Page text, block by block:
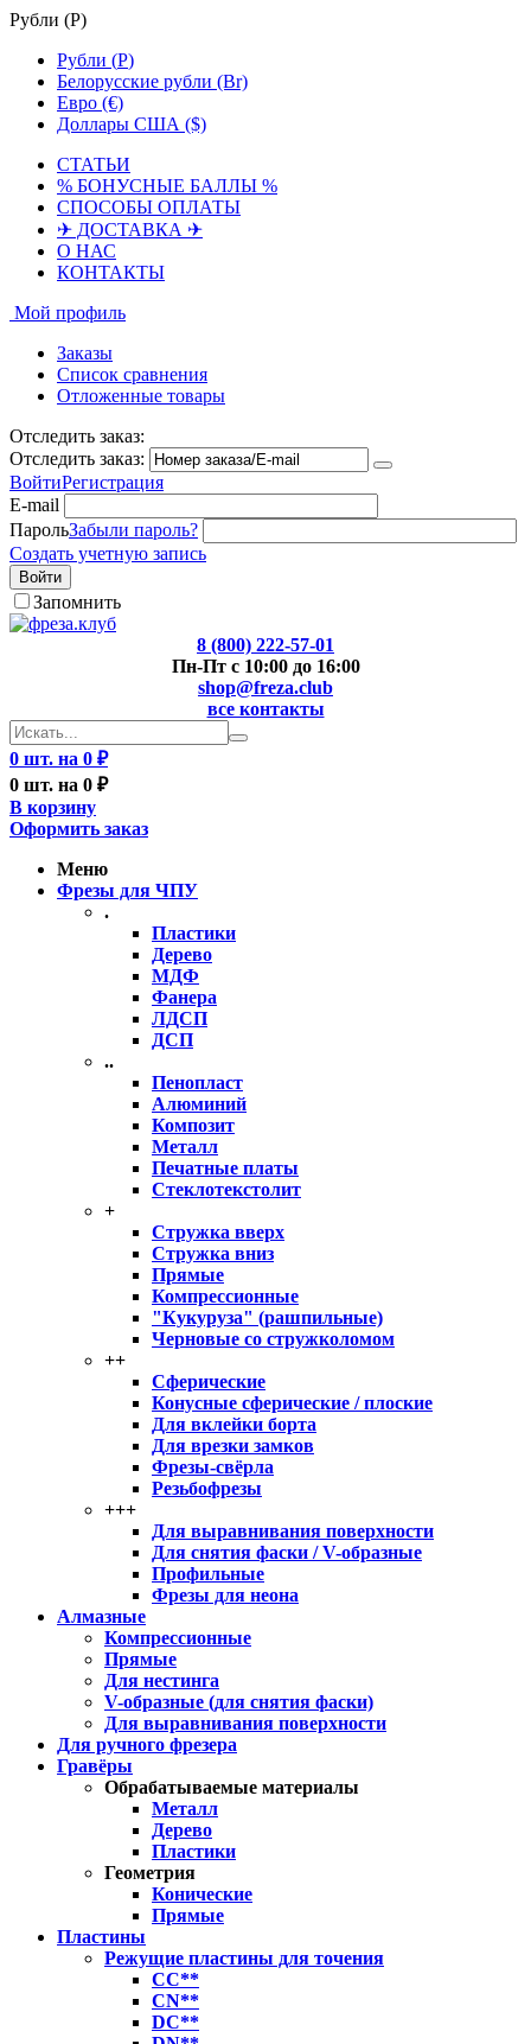
Рубли (Р)
Рубли (Р)
Белорусские рубли (Br)
Евро (€)
Доллары США ($)
СТАТЬИ
% БОНУСНЫЕ БАЛЛЫ %
СПОСОБЫ ОПЛАТЫ
✈ ДОСТАВКА ✈
О НАС
КОНТАКТЫ
Мой профиль
Заказы
Список сравнения
Отложенные товары
Отследить заказ:
Отследить заказ:
ВойтиРегистрация
E-mail
ПарольЗабыли пароль?
Создать учетную запись
Войти
Запомнить
8 (800) 222-57-01
Пн-Пт с 10:00 до 16:00
shop@freza.club
все контакты
0 шт. на 0 ₽
0 шт. на 0 ₽
В корзину
Оформить заказ
Меню
Фрезы для ЧПУ
.
Пластики
Дерево
МДФ
Фанера
ЛДСП
ДСП
..
Пенопласт
Алюминий
Композит
Металл
Печатные платы
Стеклотекстолит
+
Стружка вверх
Стружка вниз
Прямые
Компрессионные
"Кукуруза" (рашпильные)
Черновые со стружколомом
++
Сферические
Конусные сферические / плоские
Для вклейки борта
Для врезки замков
Фрезы-свёрла
Резьбофрезы
+++
Для выравнивания поверхности
Для снятия фаски / V-образные
Профильные
Фрезы для неона
Алмазные
Компрессионные
Прямые
Для нестинга
V-образные (для снятия фаски)
Для выравнивания поверхности
Для ручного фрезера
Гравёры
Обрабатываемые материалы
Металл
Дерево
Пластики
Геометрия
Конические
Прямые
Пластины
Режущие пластины для точения
CC**
CN**
DC**